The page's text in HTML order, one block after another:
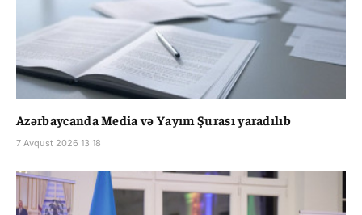
Azərbaycanda Media və Yayım Şurası yaradılıb
7 Avqust 2026 13:18